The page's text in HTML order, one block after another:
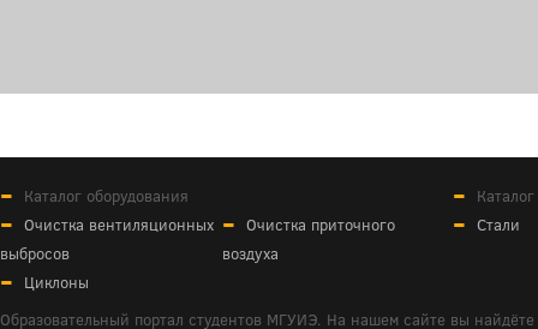
Каталог оборудования
Очистка вентиляционных
выбросов
Очистка приточного
воздуха
Циклоны
Стали
Образовательный портал студентов МГУИЭ. На нашем сайте вы